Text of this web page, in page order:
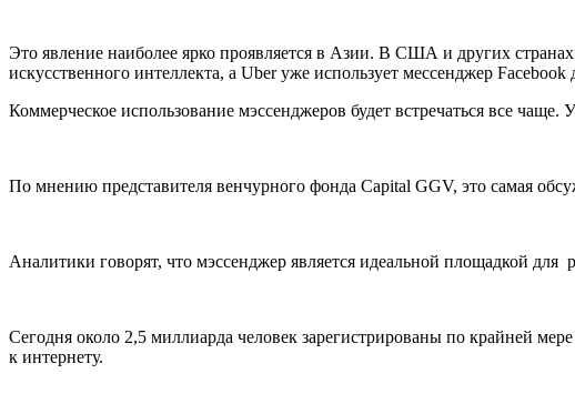
Это явление наиболее ярко проявляется в Азии. В США и других
искусственного интеллекта, а Uber уже использует мессенджер Facebook
Коммерческое использование мэссенджеров будет встречаться все
По мнению представителя венчурного фонда Capital GGV, это самая
Аналитики говорят, что мэссенджер является идеальной площадкой
Сегодня около 2,5 миллиарда человек зарегистрированы по крайней
к интернету.